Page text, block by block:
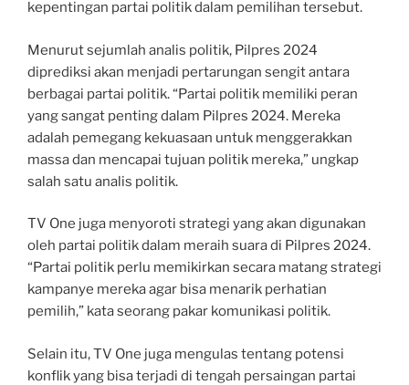
kepentingan partai politik dalam pemilihan tersebut.
Menurut sejumlah analis politik, Pilpres 2024
diprediksi akan menjadi pertarungan sengit antara
berbagai partai politik. “Partai politik memiliki peran
yang sangat penting dalam Pilpres 2024. Mereka
adalah pemegang kekuasaan untuk menggerakkan
massa dan mencapai tujuan politik mereka,” ungkap
salah satu analis politik.
TV One juga menyoroti strategi yang akan digunakan
oleh partai politik dalam meraih suara di Pilpres 2024.
“Partai politik perlu memikirkan secara matang strategi
kampanye mereka agar bisa menarik perhatian
pemilih,” kata seorang pakar komunikasi politik.
Selain itu, TV One juga mengulas tentang potensi
konflik yang bisa terjadi di tengah persaingan partai